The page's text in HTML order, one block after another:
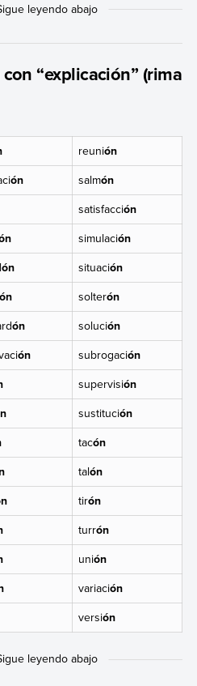
“explicación” (rima
reunión
ón salmón
satisfacción
simulación
ón situación
solterón
ón solución
ón subrogación
supervisión
sustitución
tacón
talón
tirón
turrón
unión
variación
versión